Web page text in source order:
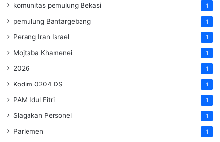
komunitas pemulung Bekasi 1
pemulung Bantargebang 1
Perang Iran Israel 1
Mojtaba Khamenei 1
2026 1
Kodim 0204 DS 1
PAM Idul Fitri 1
Siagakan Personel 1
Parlemen 1